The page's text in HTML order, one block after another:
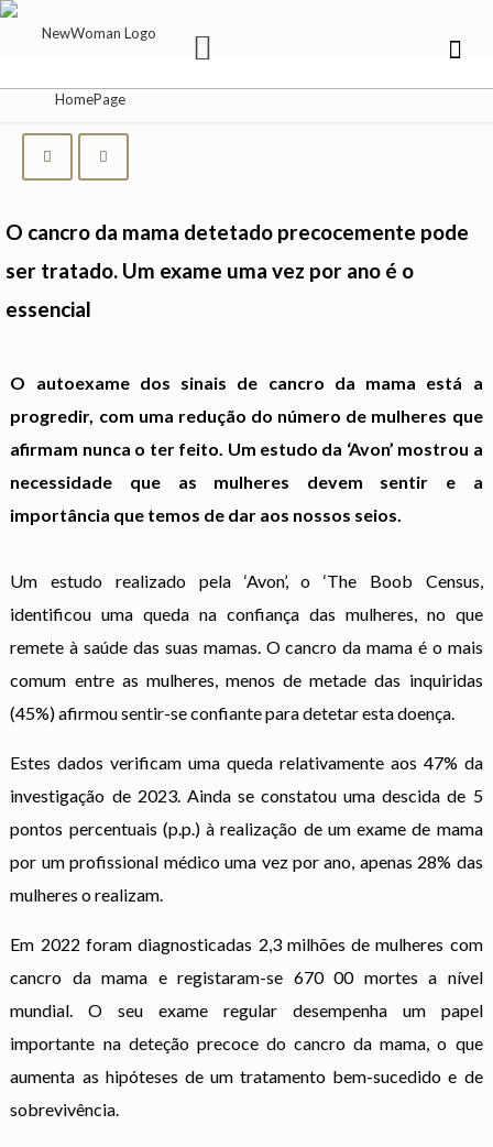
O cancro da mama detetado precocemente pode
ser tratado. Um exame uma vez por ano é o
essencial
O autoexame dos sinais de cancro da mama está a
progredir, com uma redução do número de mulheres que
afirmam nunca o ter feito. Um estudo da ‘Avon’ mostrou a
necessidade que as mulheres devem sentir e a
importância que temos de dar aos nossos seios.
Um estudo realizado pela ‘Avon’, o ‘The Boob Census,
identificou uma queda na confiança das mulheres, no que
remete à saúde das suas mamas. O cancro da mama é o mais
comum entre as mulheres, menos de metade das inquiridas
(45%) afirmou sentir-se confiante para detetar esta doença.
Estes dados verificam uma queda relativamente aos 47% da
investigação de 2023. Ainda se constatou uma descida de 5
pontos percentuais (p.p.) à realização de um exame de mama
por um profissional médico uma vez por ano, apenas 28% das
mulheres o realizam.
Em 2022 foram diagnosticadas 2,3 milhões de mulheres com
cancro da mama e registaram-se 670 00 mortes a nível
mundial. O seu exame regular desempenha um papel
importante na deteção precoce do cancro da mama, o que
aumenta as hipóteses de um tratamento bem-sucedido e de
sobrevivência.